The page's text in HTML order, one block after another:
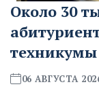
Около 30
техникумы
06 АВГУСТА